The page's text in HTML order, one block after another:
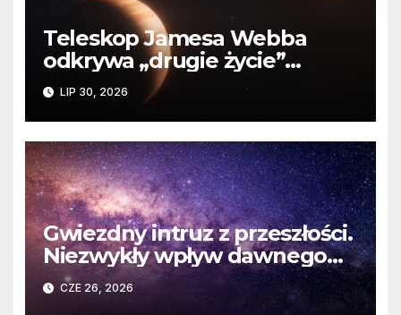
Teleskop Jamesa Webba
odkrywa „drugie życie”
planety krążącej wokół
martwej gwiazdy
LIP 30, 2026
Gwiezdny intruz z przeszłości.
Niezwykły wpływ dawnego
spotkania na komety Układu
Słonecznego
CZE 26, 2026